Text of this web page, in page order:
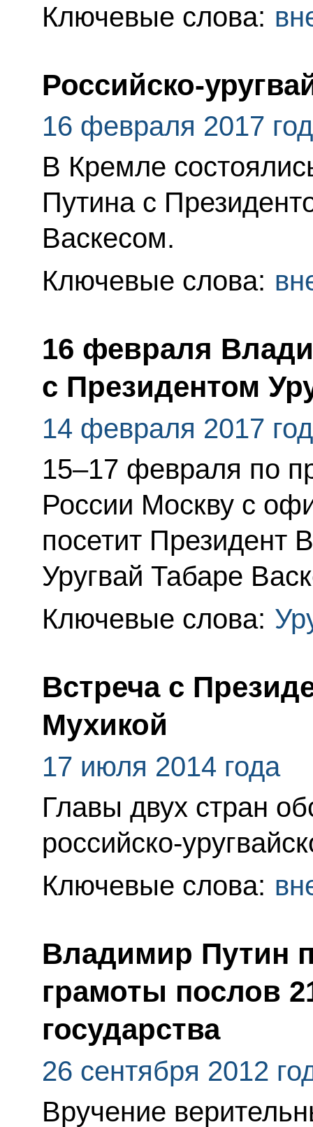
Ключевые слова:
Российско-
16 февраля 2017
В Кремле
Путина с
Васкесом.
Ключевые слова:
16 февраля
с Президентом
14 февраля 2017
15–17 февраля по
России Москву с
посетит Президент
Уругвай Табаре
Ключевые слова:
Встреча с
Мухикой
17 июля 2014 года
Главы двух стран
российско-
Ключевые слова:
Владимир Путин
грамоты послов
государства
26 сентября 2012
Вручение